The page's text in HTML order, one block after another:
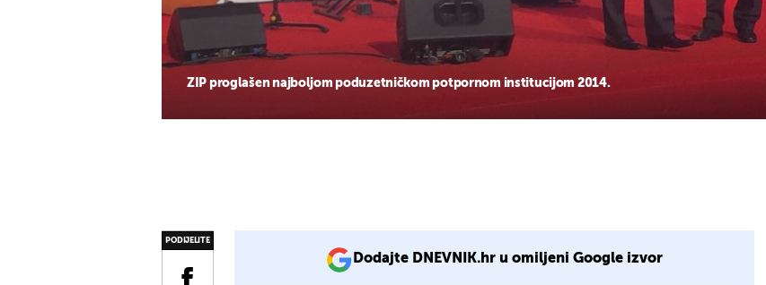
ZIP proglašen najboljom poduzetničkom potpornom institucijom 2014.
PODIJELITE
Dodajte DNEVNIK.hr u omiljeni Google izvor